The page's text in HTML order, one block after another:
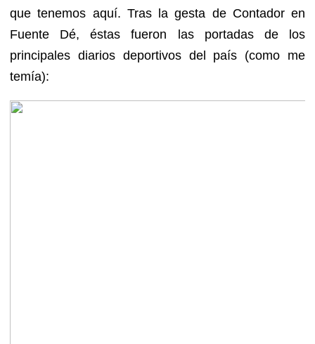
que tenemos aquí. Tras la gesta de Contador en
Fuente Dé, éstas fueron las portadas de los
principales diarios deportivos del país (como me
temía):